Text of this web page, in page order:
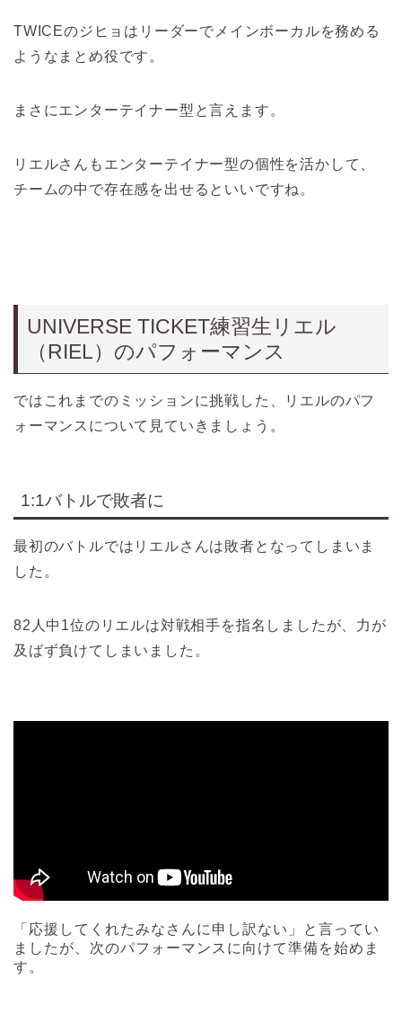
TWICEのジヒョはリーダーでメインボーカルを務める
ようなまとめ役です。
まさにエンターテイナー型と言えます。
リエルさんもエンターテイナー型の個性を活かして、
チームの中で存在感を出せるといいですね。
UNIVERSE TICKET練習生リエル
（RIEL）のパフォーマンス
ではこれまでのミッションに挑戦した、リエルのパフ
ォーマンスについて見ていきましょう。
1:1バトルで敗者に
最初のバトルではリエルさんは敗者となってしまいま
した。
82人中1位のリエルは対戦相手を指名しましたが、力が
及ばず負けてしまいました。
「応援してくれたみなさんに申し訳ない」と言ってい
ましたが、次のパフォーマンスに向けて準備を始めま
す。